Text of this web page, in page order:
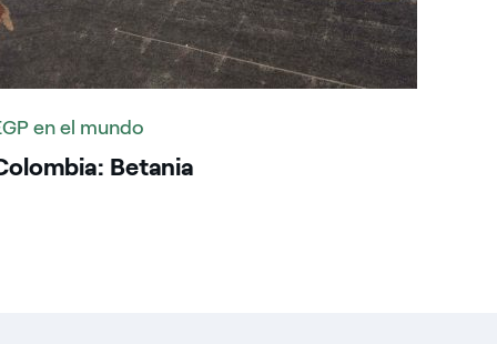
en el mundo
Betania